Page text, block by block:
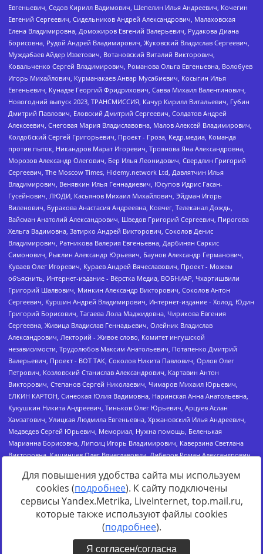
Источник:https://minjust.gov.ru/uploaded/files/reestr-
inostrannyih-agentov-22-03-2024.pdfданные на22.03.2024
Для повышения удобства сайта мы используем
cookies (подробнее). К сайту подключены
сервисы Yandex.Metrika, LiveInternet, top.mail.ru,
которые также используют файлы cookies
(подробнее).
Я согласен/согласна